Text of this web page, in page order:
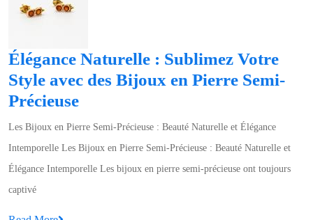
Élégance Naturelle : Sublimez Votre
Style avec des Bijoux en Pierre Semi-
PrécieuseÉlégance
Naturelle
:
Sublimez
Les Bijoux en Pierre Semi-Précieuse : Beauté Naturelle et Élégance
Intemporelle Les Bijoux en Pierre Semi-Précieuse : Beauté Naturelle et
Élégance Intemporelle Les bijoux en pierre semi-précieuse ont toujours
captivé